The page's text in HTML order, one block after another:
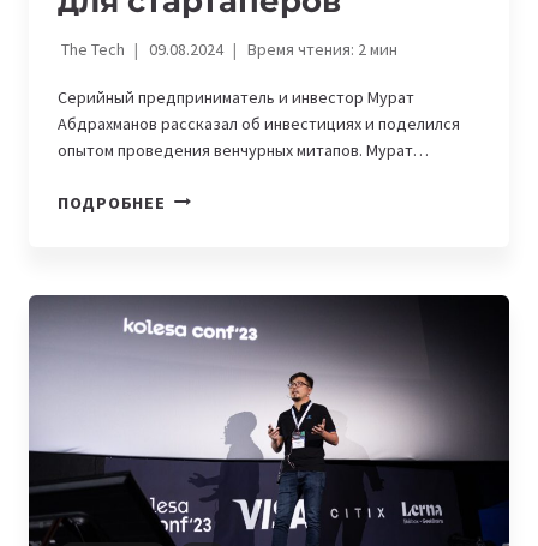
The Tech 09.08.2024 Время чтения: 2мин
Серийный предприниматель и инвестор Мурат
Абдрахманов рассказал об инвестициях и поделился
опытом проведения венчурных митапов. Мурат…
ПОДРОБНЕЕ КАК
О
ВАЖНОСТИ
НЕТВОРКИНГА
СТАРТАПЕРОВ